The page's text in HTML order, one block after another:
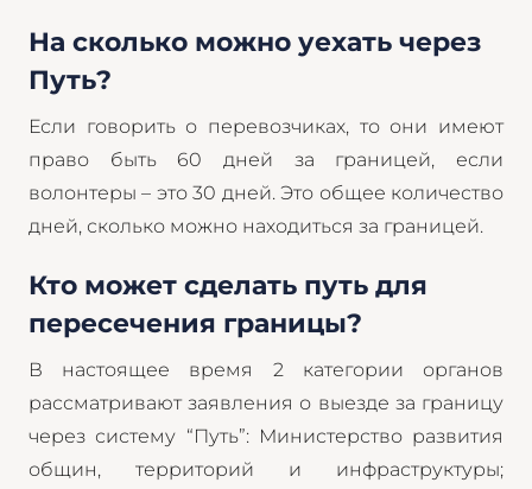
На сколько можно уехать через
Путь?
Если говорить о перевозчиках, то они имеют
право быть 60 дней за границей, если
волонтеры – это 30 дней. Это общее количество
дней, сколько можно находиться за границей.
Кто может сделать путь для
пересечения границы?
В настоящее время 2 категории органов
рассматривают заявления о выезде за границу
через систему “Путь”: Министерство развития
общин, территорий и инфраструктуры;